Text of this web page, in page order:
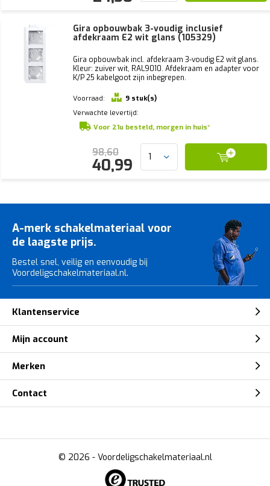
Gira opbouwbak 3-voudig inclusief
afdekraam E2 wit glans (105329)
Gira opbouwbak incl. afdekraam 3-voudig E2 wit glans.
Kleur: zuiver wit, RAL9010. Afdekraam en adapter voor
K/P 25 kabelgoot zijn inbegrepen.
Voorraad:
9 stuk(s)
Verwachte levertijd:
Voor 21u besteld, morgen in huis*
98,60
40,99
A-merk schakelmateriaal voor
de laagste prijs.
Bestel snel, veilig en eenvoudig bij
Voordeligschakelmateriaal.nl.
Klantenservice
Mijn account
Merken
Contact
© 2026 - Voordeligschakelmateriaal.nl